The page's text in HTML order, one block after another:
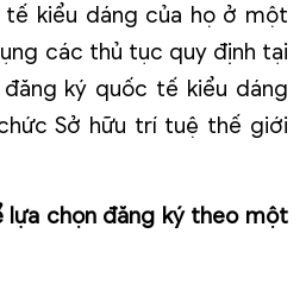
kiểu dáng của họ ở một
các thủ tục quy định tại
ký quốc tế kiểu dáng
Sở hữu trí tuệ thế giới
lựa chọn đăng ký theo một